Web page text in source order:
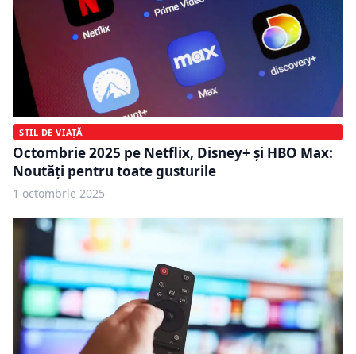
STIL DE VIAȚĂ
Octombrie 2025 pe Netflix, Disney+ și HBO Max:
Noutăți pentru toate gusturile
1 octombrie 2025